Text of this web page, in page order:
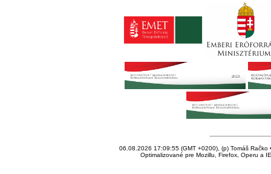
06.08.2026 17:09:55 (GMT +0200), (p) Tomáš Račko
Optimalizované pre Mozillu, Firefox, Operu a